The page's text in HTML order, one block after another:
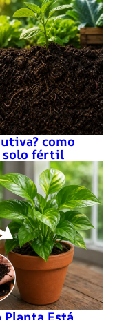
como
solo fértil
Planta Está